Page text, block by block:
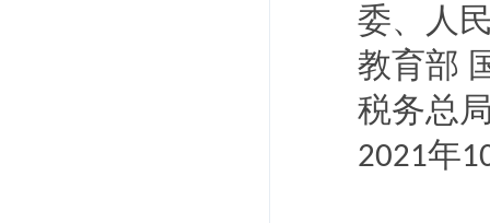
委、人
教育部
税务总
2021年